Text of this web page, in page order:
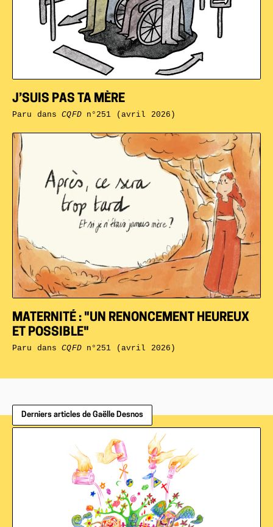
MATERNITÉ : "UN RENONCEMENT HEUREUX
ET POSSIBLE"
Paru dansCQFDn°251 (avril 2026)
J’SUIS PAS TA MÈRE
Paru dansCQFDn°251 (avril 2026)
Derniers articles de Gaëlle Desnos